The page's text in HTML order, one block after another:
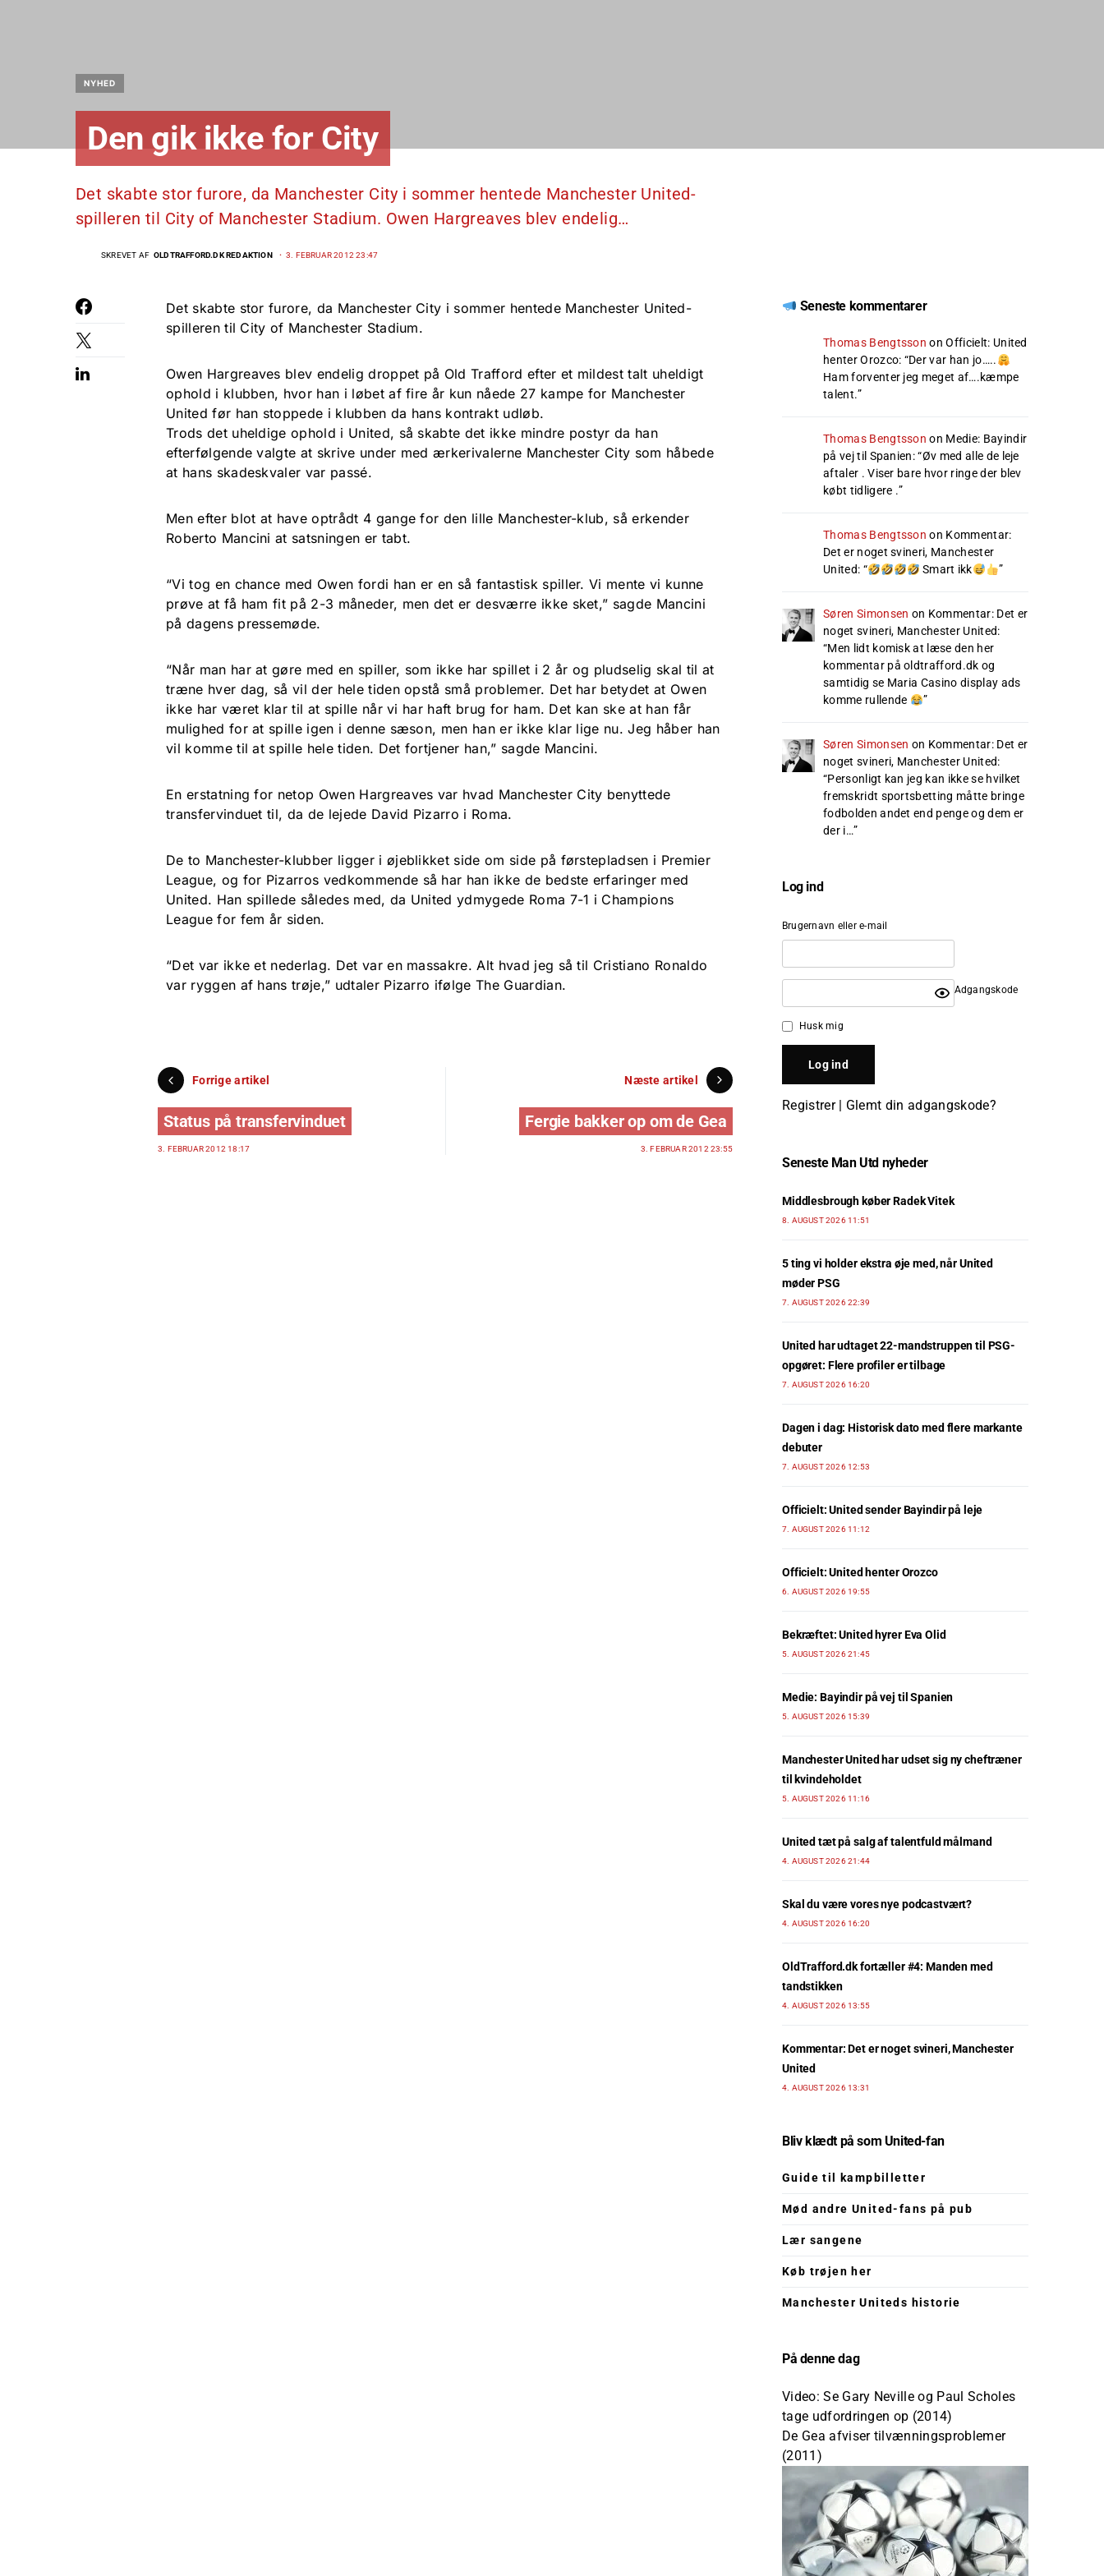
NYHED
Den gik ikke for City
Det skabte stor furore, da Manchester City i sommer hentede Manchester United-
spilleren til City of Manchester Stadium. Owen Hargreaves blev endelig…
SKREVET AF OLDTRAFFORD.DK REDAKTION 3. FEBRUAR 2012 23:47
Det skabte stor furore, da Manchester City i sommer hentede Manchester United-
spilleren til City of Manchester Stadium.
Owen Hargreaves blev endelig droppet på Old Trafford efter et mildest talt uheldigt
ophold i klubben, hvor han i løbet af fire år kun nåede 27 kampe for Manchester
United før han stoppede i klubben da hans kontrakt udløb.
Trods det uheldige ophold i United, så skabte det ikke mindre postyr da han
efterfølgende valgte at skrive under med ærkerivalerne Manchester City som håbede
at hans skadeskvaler var passé.
Men efter blot at have optrådt 4 gange for den lille Manchester-klub, så erkender
Roberto Mancini at satsningen er tabt.
“Vi tog en chance med Owen fordi han er en så fantastisk spiller. Vi mente vi kunne
prøve at få ham fit på 2-3 måneder, men det er desværre ikke sket,” sagde Mancini
på dagens pressemøde.
“Når man har at gøre med en spiller, som ikke har spillet i 2 år og pludselig skal til at
træne hver dag, så vil der hele tiden opstå små problemer. Det har betydet at Owen
ikke har været klar til at spille når vi har haft brug for ham. Det kan ske at han får
mulighed for at spille igen i denne sæson, men han er ikke klar lige nu. Jeg håber han
vil komme til at spille hele tiden. Det fortjener han,” sagde Mancini.
En erstatning for netop Owen Hargreaves var hvad Manchester City benyttede
transfervinduet til, da de lejede David Pizarro i Roma.
De to Manchester-klubber ligger i øjeblikket side om side på førstepladsen i Premier
League, og for Pizarros vedkommende så har han ikke de bedste erfaringer med
United. Han spillede således med, da United ydmygede Roma 7-1 i Champions
League for fem år siden.
“Det var ikke et nederlag. Det var en massakre. Alt hvad jeg så til Cristiano Ronaldo
var ryggen af hans trøje,” udtaler Pizarro ifølge The Guardian.
Forrige artikel
Status på transfervinduet
3. FEBRUAR 2012 18:17
Næste artikel
Fergie bakker op om de Gea
3. FEBRUAR 2012 23:55
Seneste kommentarer
Thomas Bengtsson onOfficielt: United
henter Orozco: “Der var han jo…..
Ham forventer jeg meget af….kæmpe
talent.”
Thomas Bengtsson on Medie: Bayindir
på vej til Spanien: “Øv med alle de leje
aftaler . Viser bare hvor ringe der blev
købt tidligere .”
Thomas Bengtsson on Kommentar:
Det er noget svineri, Manchester
United: “ Smart ikk ”
Søren Simonsen on Kommentar: Det er
noget svineri, Manchester United:
“Men lidt komisk at læse den her
kommentar på oldtrafford.dk og
samtidig se Maria Casino display ads
komme rullende
”
Søren Simonsen on Kommentar: Det er
noget svineri, Manchester United:
“Personligt kan jeg kan ikke se hvilket
fremskridt sportsbetting måtte bringe
fodbolden andet end penge og dem er
der i…”
Log ind
Brugernavn eller e-mail
Adgangskode
Husk mig
Registrer| Glemt din adgangskode?
Seneste Man Utd nyheder
Middlesbrough køber Radek Vitek
8. AUGUST 2026 11:51
5 ting vi holder ekstra øje med, når United
møder PSG
7. AUGUST 2026 22:39
United har udtaget 22-mandstruppen til PSG-
opgøret: Flere profiler er tilbage
7. AUGUST 2026 16:20
Dagen i dag: Historisk dato med flere markante
debuter
7. AUGUST 2026 12:53
Officielt: United sender Bayindir på leje
7. AUGUST 2026 11:12
Officielt: United henter Orozco
6. AUGUST 2026 19:55
Bekræftet: United hyrer Eva Olid
5. AUGUST 2026 21:45
Medie: Bayindir på vej til Spanien
5. AUGUST 2026 15:39
Manchester United har udset sig ny cheftræner
til kvindeholdet
5. AUGUST 2026 11:16
United tæt på salg af talentfuld målmand
4. AUGUST 2026 21:44
Skal du være vores nye podcastvært?
4. AUGUST 2026 16:20
OldTrafford.dk fortæller #4: Manden med
tandstikken
4. AUGUST 2026 13:55
Kommentar: Det er noget svineri, Manchester
United
4. AUGUST 2026 13:31
Bliv klædt på som United-fan
Guide til kampbilletter
Mød andre United-fans på pub
Lær sangene
Køb trøjen her
Manchester Uniteds historie
På denne dag
Video: Se Gary Neville og Paul Scholes
tage udfordringen op (2014)
De Gea afviser tilvænningsproblemer
(2011)